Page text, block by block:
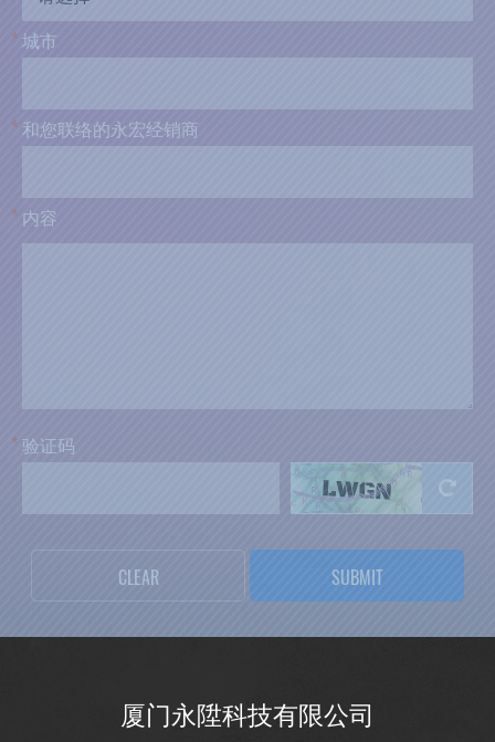
*城市
*和您联络的永宏经销商
* 内容
*验证码
CLEAR SUBMIT
厦门永陞科技有限公司